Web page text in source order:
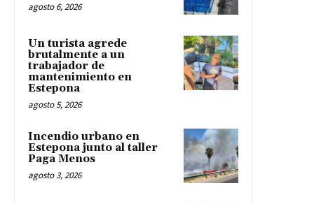
agosto 6, 2026
Un turista agrede
brutalmente a un
trabajador de
mantenimiento en
Estepona
agosto 5, 2026
Incendio urbano en
Estepona junto al taller
Paga Menos
agosto 3, 2026